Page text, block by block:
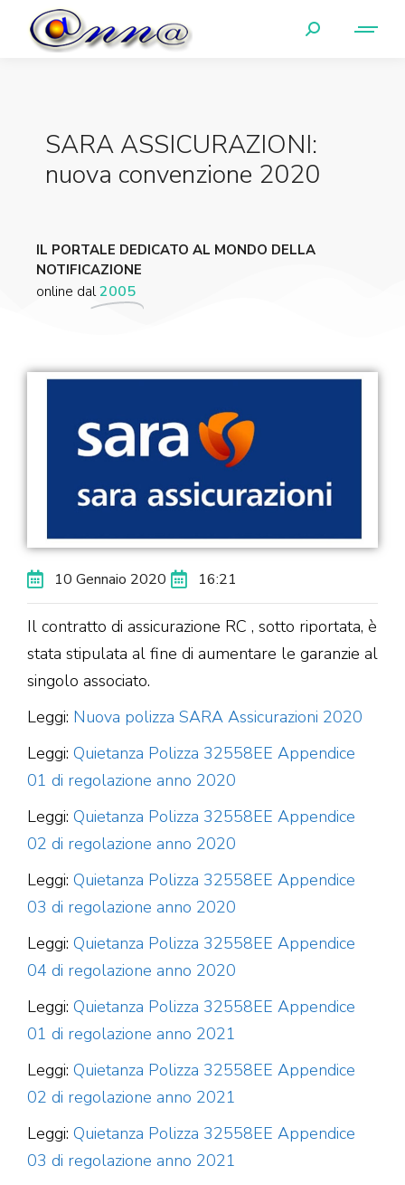
SARA ASSICURAZIONI:
nuova convenzione 2020
IL PORTALE DEDICATO AL MONDO DELLA
NOTIFICAZIONE
online dal2005
10 Gennaio 2020 16:21
Il contratto di assicurazione RC , sotto riportata, è
stata stipulata al fine di aumentare le garanzie al
singolo associato.
Leggi: Nuova polizza SARA Assicurazioni 2020
Leggi: Quietanza Polizza 32558EE Appendice
01 di regolazione anno 2020
Leggi: Quietanza Polizza 32558EE Appendice
02 di regolazione anno 2020
Leggi: Quietanza Polizza 32558EE Appendice
03 di regolazione anno 2020
Leggi: Quietanza Polizza 32558EE Appendice
04 di regolazione anno 2020
Leggi: Quietanza Polizza 32558EE Appendice
01 di regolazione anno 2021
Leggi: Quietanza Polizza 32558EE Appendice
02 di regolazione anno 2021
Leggi: Quietanza Polizza 32558EE Appendice
03 di regolazione anno 2021